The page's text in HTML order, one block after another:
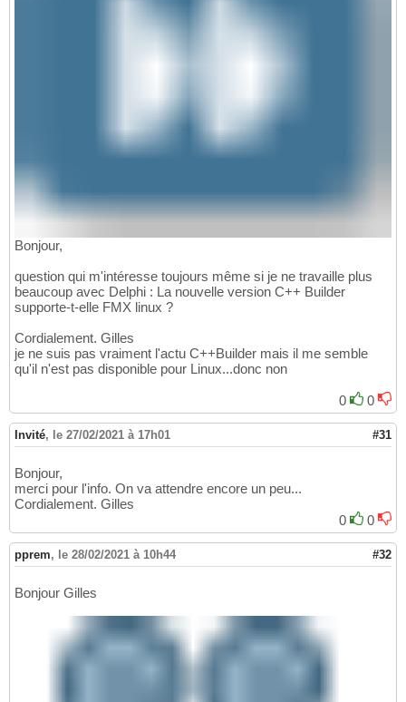
Bonjour,
question qui m'intéresse toujours même si je ne travaille plus
beaucoup avec Delphi : La nouvelle version C++ Builder
supporte-t-elle FMX linux ?
Cordialement. Gilles
je ne suis pas vraiment l'actu C++Builder mais il me semble
qu'il n'est pas disponible pour Linux...donc non
0 0
Invité, le 27/02/2021 à 17h01 #31
Bonjour,
merci pour l'info. On va attendre encore un peu...
Cordialement. Gilles
0
0
pprem, le 28/02/2021 à 10h44 #32
Bonjour Gilles